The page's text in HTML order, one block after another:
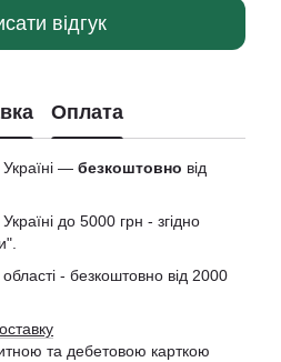
відгук
Оплата
— безкоштовно від
до 5000 грн - згідно
- безкоштовно від 2000
та дебетовою карткою